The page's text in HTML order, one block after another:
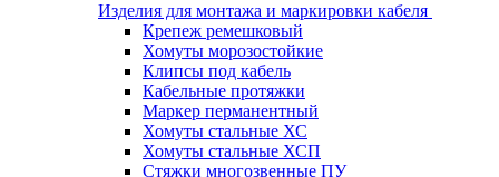
Изделия для монтажа и маркировки кабеля
Крепеж ремешковый
Хомуты морозостойкие
Клипсы под кабель
Кабельные протяжки
Маркер перманентный
Хомуты стальные ХС
Хомуты стальные ХСП
Стяжки многозвенные ПУ